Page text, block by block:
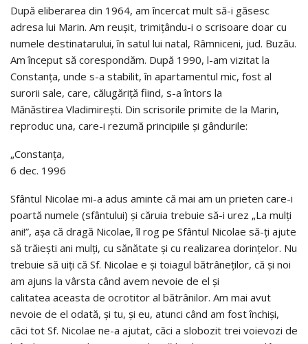
După eliberarea din 1964, am încercat mult să-i găsesc
adresa lui Marin. Am reușit, trimițându-i o scrisoare doar cu
numele destinatarului, în satul lui natal, Râmniceni, jud. Buzău.
Am început să corespondăm. După 1990, l-am vizitat la
Constanța, unde s-a stabilit, în apartamentul mic, fost al
surorii sale, care, călugăriță fiind, s-a întors la
Mănăstirea Vladimirești. Din scrisorile primite de la Marin,
reproduc una, care-i rezumă principiile și gândurile:
„Constanța,
6 dec. 1996
Sfântul Nicolae mi-a adus aminte că mai am un prieten care-i
poartă numele (sfântului) și căruia trebuie să-i urez „La mulți
ani!”, așa că dragă Nicolae, îl rog pe Sfântul Nicolae să-ți ajute
să trăiești ani mulți, cu sănătate și cu realizarea dorințelor. Nu
trebuie să uiți că Sf. Nicolae e și toiagul bătrâneților, că și noi
am ajuns la vârsta când avem nevoie de el și
calitatea aceasta de ocrotitor al bătrânilor. Am mai avut
nevoie de el odată, și tu, și eu, atunci când am fost închiși,
căci tot Sf. Nicolae ne-a ajutat, căci a slobozit trei voievozi de